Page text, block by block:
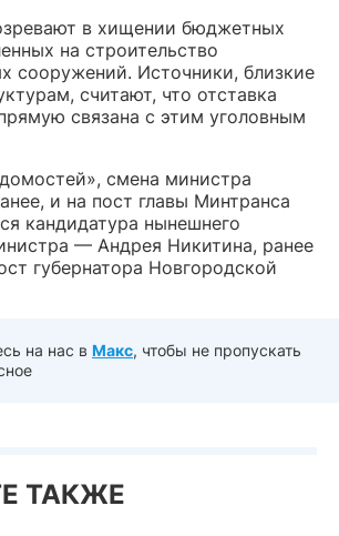
в хищении бюджетных
на строительство
сооружений. Источники, близкие
считают, что отставка
связана с этим уголовным
смена министра
и на пост главы Минтранса
кандидатура нынешнего
— Андрея Никитина, ранее
губернатора Новгородской
на нас в Макс, чтобы не пропускать
ТАКЖЕ